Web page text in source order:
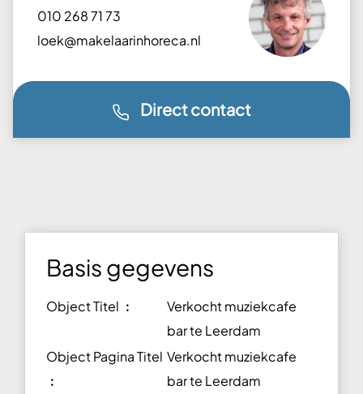
010 268 71 73
loek@makelaarinhoreca.nl
Direct contact
Basis gegevens
Object Titel ︰
Verkocht muziekcafe
bar te Leerdam
Object Pagina Titel
︰
Verkocht muziekcafe
bar te Leerdam